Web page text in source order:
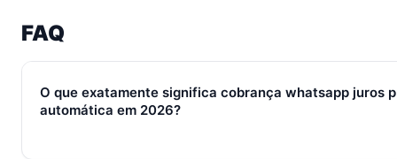
FAQ
O que exatamente significa cobrança whatsapp juros
automática em 2026?